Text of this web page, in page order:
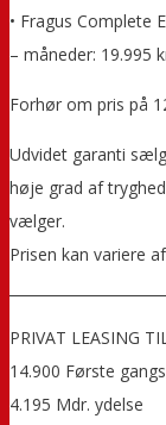
• Fragus Complete
– måneder: 19.995
Forhør om pris på
Udvidet garanti
høje grad af
vælger.
Prisen kan variere
PRIVAT LEASING
14.900 Første
4.195 Mdr. ydelse